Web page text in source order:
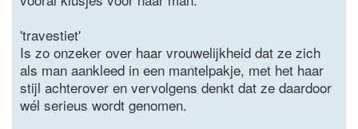
'travestiet'
Is zo onzeker over haar vrouwelijkheid dat ze zich
als man aankleed in een mantelpakje, met het haar
stijl achterover en vervolgens denkt dat ze daardoor
wél serieus wordt genomen.